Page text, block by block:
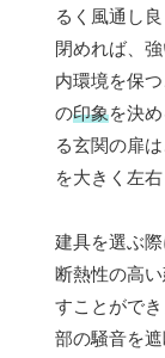
るく風通し
閉めれば、
内環境を保
の印象を決
る玄関の扉
を大きく左右
建具を選ぶ際
断熱性の高
すことがで
部の騒音を